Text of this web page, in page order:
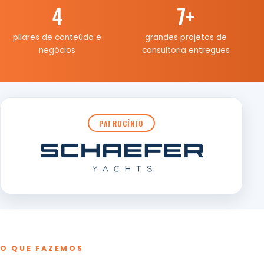
4
pilares de conteúdo e
negócios
7+
grandes projetos de
consultoria entregues
PATROCÍNIO
O QUE FAZEMOS